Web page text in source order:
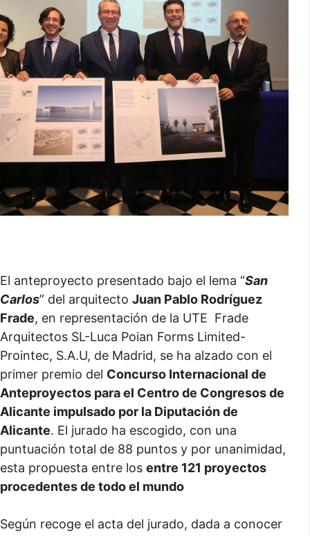
El anteproyecto presentado bajo el lema “San
Carlos” del arquitecto Juan Pablo Rodríguez
Frade, en representación de la UTE Frade
Arquitectos SL-Luca Poian Forms Limited-
Prointec, S.A.U, de Madrid, se ha alzado con el
primer premio del Concurso Internacional de
Anteproyectos para el Centro de Congresos de
Alicante impulsado por la Diputación de
Alicante. El jurado ha escogido, con una
puntuación total de 88 puntos y por unanimidad,
esta propuesta entre los entre 121 proyectos
procedentes de todo el mundo
Según recoge el acta del jurado, dada a conocer